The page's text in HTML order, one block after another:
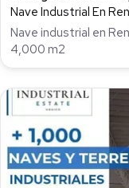
Nave Industrial En
Nave industrial en
4,000 m2